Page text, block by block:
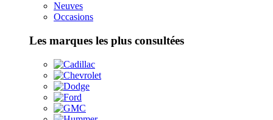
Neuves
Occasions
Les marques les plus consultées